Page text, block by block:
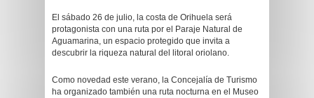
El sábado 26 de julio, la costa de Orihuela será
protagonista con una ruta por el Paraje Natural de
Aguamarina, un espacio protegido que invita a
descubrir la riqueza natural del litoral oriolano.
Como novedad este verano, la Concejalía de Turismo
ha organizado también una ruta nocturna en el Museo